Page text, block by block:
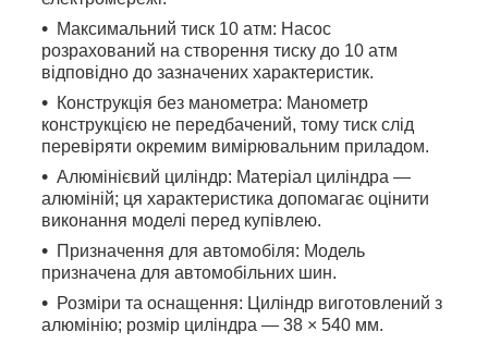
Максимальний тиск 10 атм: Насос
розрахований на створення тиску до 10 атм
відповідно до зазначених характеристик.
Конструкція без манометра: Манометр
конструкцією не передбачений, тому тиск слід
перевіряти окремим вимірювальним приладом.
Алюмінієвий циліндр: Матеріал циліндра —
алюміній; ця характеристика допомагає оцінити
виконання моделі перед купівлею.
Призначення для автомобіля: Модель
призначена для автомобільних шин.
Розміри та оснащення: Циліндр виготовлений з
алюмінію; розмір циліндра — 38 × 540 мм.